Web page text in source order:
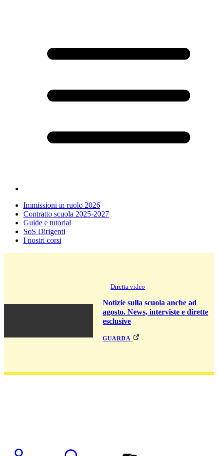
Immissioni in ruolo 2026
Contratto scuola 2025-2027
Guide e tutorial
SoS Dirigenti
I nostri corsi
Diretta video
Notizie sulla scuola anche ad
agosto. News, interviste e dirette
esclusive
guarda